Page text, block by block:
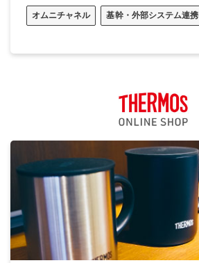
オムニチャネル 基幹・外部システム連携